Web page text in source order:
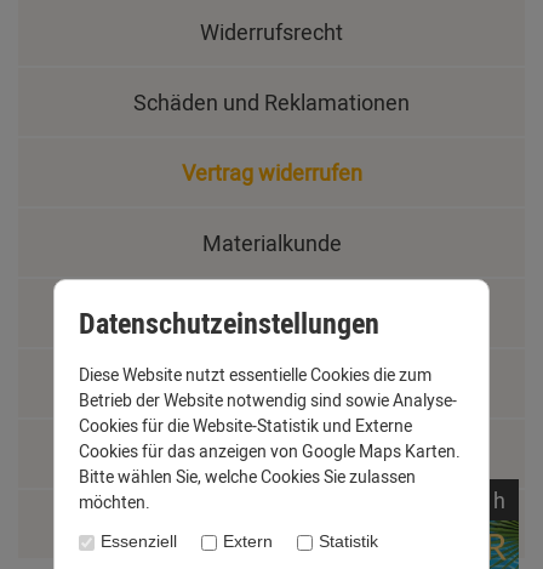
Widerrufsrecht
Schäden und Reklamationen
Vertrag widerrufen
Materialkunde
Fachbegriffe
Jobs
Montage und Installationshilfen
h
Datenschutzeinstellungen
Diese Website nutzt essentielle Cookies die zum
Betrieb der Website notwendig sind sowie Analyse-
Cookies für die Website-Statistik und Externe
Cookies für das anzeigen von Google Maps Karten.
Bitte wählen Sie, welche Cookies Sie zulassen
möchten.
Essenziell Extern Statistik